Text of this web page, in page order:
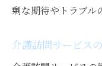
剰な期待やトラブル
介護訪問サービス